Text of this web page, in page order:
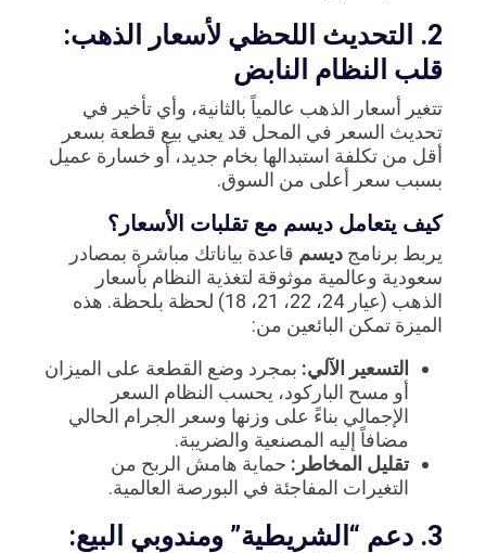
2. التحديث اللحظي لأسعار الذهب:
قلب النظام النابض
تتغير أسعار الذهب عالمياً بالثانية، وأي تأخير في
تحديث السعر في المحل قد يعني بيع قطعة بسعر
أقل من تكلفة استبدالها بخام جديد، أو خسارة عميل
بسبب سعر أعلى من السوق.
كيف يتعامل ديسم مع تقلبات الأسعار؟
يربط برنامج ديسم قاعدة بياناتك مباشرة بمصادر
سعودية وعالمية موثوقة لتغذية النظام بأسعار
الذهب (عيار 24، 22، 21، 18) لحظة بلحظة. هذه
الميزة تمكن البائعين من:
التسعير الآلي:بمجرد وضع القطعة على الميزان
أو مسح الباركود، يحسب النظام السعر
الإجمالي بناءً على وزنها وسعر الجرام الحالي
مضافاً إليه المصنعية والضريبة.
تقليل المخاطر:حماية هامش الربح من
التغيرات المفاجئة في البورصة العالمية.
3. دعم “الشريطية” ومندوبي البيع: